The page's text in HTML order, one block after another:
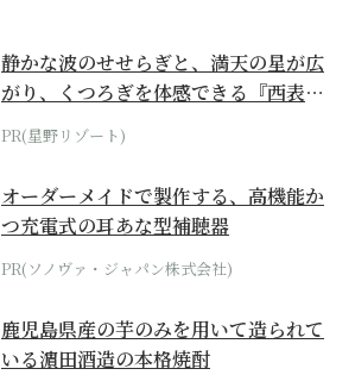
静かな波のせせらぎと、満天の星が広
がり、くつろぎを体感できる『西表島
ホテル by...
PR(星野リゾート)
オーダーメイドで製作する、高機能か
つ充電式の耳あな型補聴器
PR(ソノヴァ・ジャパン株式会社)
鹿児島県産の芋のみを用いて造られて
いる濵田酒造の本格焼酎